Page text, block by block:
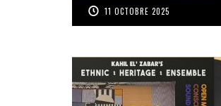
11 OCTOBRE 2025